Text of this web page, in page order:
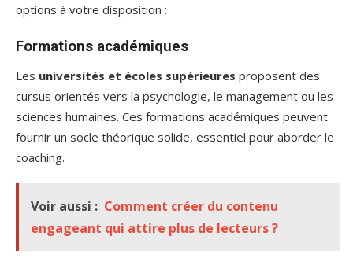
options à votre disposition :
Formations académiques
Les universités et écoles supérieures proposent des
cursus orientés vers la psychologie, le management ou les
sciences humaines. Ces formations académiques peuvent
fournir un socle théorique solide, essentiel pour aborder le
coaching.
Voir aussi : Comment créer du contenu
engageant qui attire plus de lecteurs ?